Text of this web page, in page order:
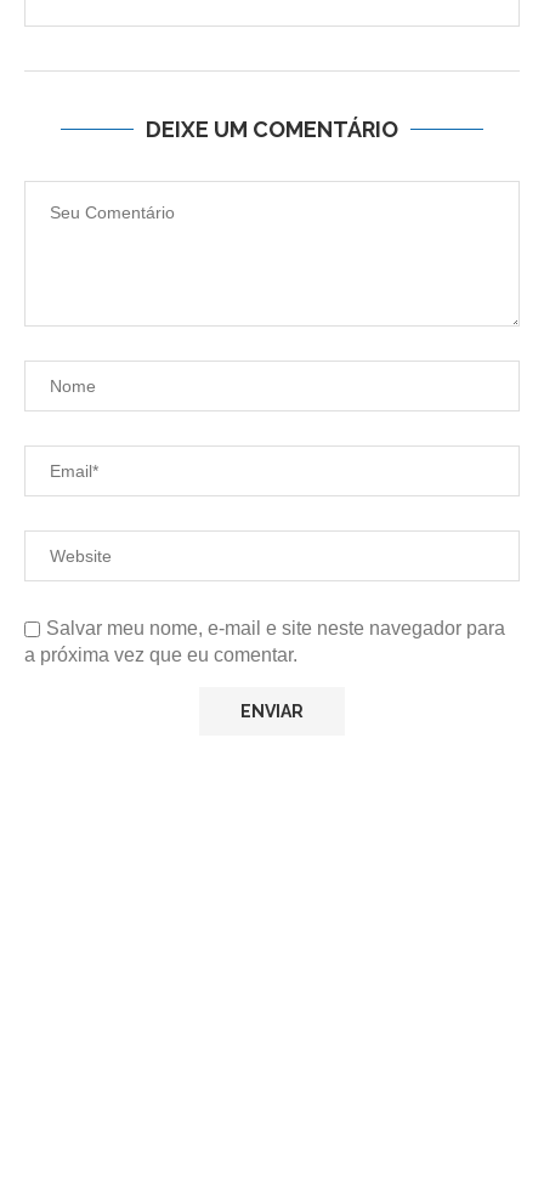
DEIXE UM COMENTÁRIO
Salvar meu nome, e-mail e site neste navegador para
a próxima vez que eu comentar.